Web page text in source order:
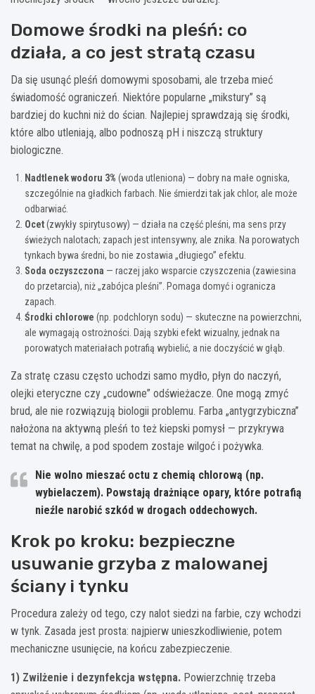
Domowe środki na pleśń: co
działa, a co jest stratą czasu
Da się usunąć pleśń domowymi sposobami, ale trzeba mieć
świadomość ograniczeń. Niektóre popularne „mikstury” są
bardziej do kuchni niż do ścian. Najlepiej sprawdzają się środki,
które albo utleniają, albo podnoszą pH i niszczą struktury
biologiczne.
Nadtlenek wodoru 3% (woda utleniona) — dobry na małe ogniska,
szczególnie na gładkich farbach. Nie śmierdzi tak jak chlor, ale może
odbarwiać.
Ocet(zwykły spirytusowy) — działa na część pleśni, ma sens przy
świeżych nalotach; zapach jest intensywny, ale znika. Na porowatych
tynkach bywa średni, bo nie zostawia „długiego” efektu.
Soda oczyszczona — raczej jako wsparcie czyszczenia (zawiesina
do przetarcia), niż „zabójca pleśni”. Pomaga domyć i ogranicza
zapach.
Środki chlorowe (np. podchloryn sodu) — skuteczne na powierzchni,
ale wymagają ostrożności. Dają szybki efekt wizualny, jednak na
porowatych materiałach potrafią wybielić, a nie doczyścić w głąb.
Za stratę czasu często uchodzi samo mydło, płyn do naczyń,
olejki eteryczne czy „cudowne” odświeżacze. One mogą zmyć
brud, ale nie rozwiązują biologii problemu. Farba „antygrzybiczna”
nałożona na aktywną pleśń to też kiepski pomysł — przykrywa
temat na chwilę, a pod spodem zostaje wilgoć i pożywka.
Nie wolno mieszać octu z chemią chlorową (np.
wybielaczem). Powstają drażniące opary, które potrafią
nieźle narobić szkód w drogach oddechowych.
Krok po kroku: bezpieczne
usuwanie grzyba z malowanej
ściany i tynku
Procedura zależy od tego, czy nalot siedzi na farbie, czy wchodzi
w tynk. Zasada jest prosta: najpierw unieszkodliwienie, potem
mechaniczne usunięcie, na końcu zabezpieczenie.
1) Zwilżenie i dezynfekcja wstępna. Powierzchnię trzeba